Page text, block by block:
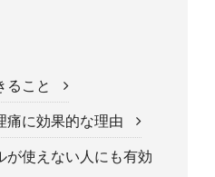
ること
に効果的な理由
使えない人にも有効